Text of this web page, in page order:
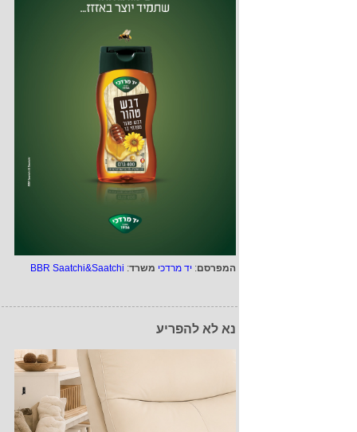
המפרסם: יד מרדכי משרד:
BBR Saatchi&Saatchi
נא לא להפריע